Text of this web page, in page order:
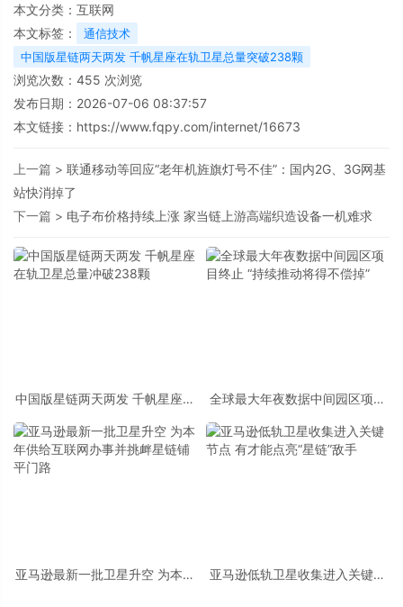
本文分类： 互联网
本文标签：
通信技术
中国版星链两天两发 千帆星座在轨卫星总量突破238颗
浏览次数： 455 次浏览
发布日期：2026-07-06 08:37:57
本文链接： https://www.fqpy.com/internet/16673
上一篇 > 联通移动等回应“老年机旌旗灯号不佳”：国内2G、3G网基
站快消掉了
下一篇 > 电子布价格持续上涨 家当链上游高端织造设备一机难求
中国版星链两天两发 千帆星座在
全球最大年夜数据中间园区项目
亚马逊最新一批卫星升空 为本年
亚马逊低轨卫星收集进入关键节